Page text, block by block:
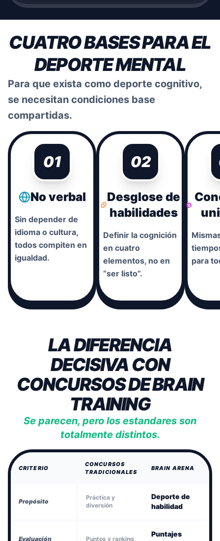
CUATRO BASES PARA EL
DEPORTE MENTAL
Para que exista como deporte cognitivo,
se necesitan condiciones base
compartidas.
01
No verbal
Sin depender de
idioma o cultura,
todos compiten en
igualdad.
02
Desglose de
habilidades
Definir la cognición
en cuatro
elementos, no en
“ser listo”.
para
LA DIFERENCIA
DECISIVA CON
CONCURSOS DE BRAIN
TRAINING
Se parecen, pero los estandares son
totalmente distintos.
CRITERIO
CONCURSOS
TRADICIONALES
BRAIN ARENA
Propósito
Práctica y
diversión
Deporte de
habilidad
Evaluación Puntos y ranking
Puntajes